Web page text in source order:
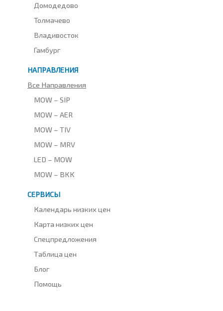
Домодедово
Толмачево
Владивосток
Гамбург
НАПРАВЛЕНИЯ
Все Направления
MOW – SIP
MOW – AER
MOW – TIV
MOW – MRV
LED – MOW
MOW – BKK
СЕРВИСЫ
Календарь низких цен
Карта низких цен
Спецпредложения
Таблица цен
Блог
Помощь